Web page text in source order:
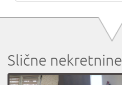
Slične nekretnine